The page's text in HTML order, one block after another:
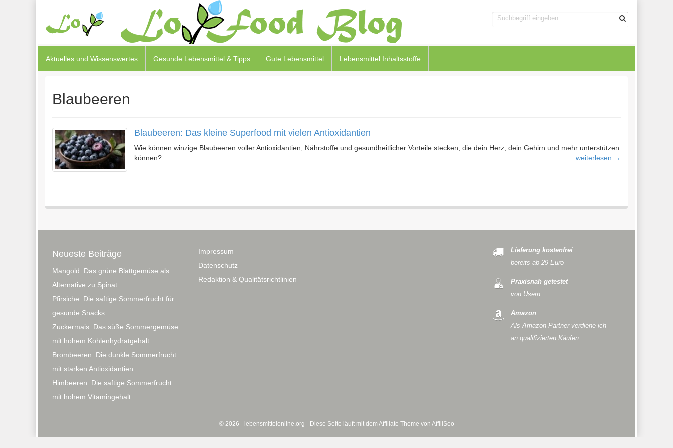
Aktuelles und Wissenswertes Gesunde Lebensmittel & Tipps Gute Lebensmittel Lebensmittel Inhaltsstoffe
Blaubeeren
Blaubeeren: Das kleine Superfood mit vielen Antioxidantien
Wie können winzige Blaubeeren voller Antioxidantien, Nährstoffe und gesundheitlicher Vorteile stecken, die dein Herz, dein Gehirn und mehr unterstützen
können?
weiterlesen →
Neueste Beiträge
Mangold: Das grüne Blattgemüse als
Alternative zu Spinat
Pfirsiche: Die saftige Sommerfrucht für
gesunde Snacks
Zuckermais: Das süße Sommergemüse
mit hohem Kohlenhydratgehalt
Brombeeren: Die dunkle Sommerfrucht
mit starken Antioxidantien
Himbeeren: Die saftige Sommerfrucht
mit hohem Vitamingehalt
Impressum
Datenschutz
Redaktion & Qualitätsrichtlinien
Lieferung kostenfrei
bereits ab 29 Euro
Praxisnah getestet
von Usern
Amazon
Als Amazon-Partner verdiene ich
an qualifizierten Käufen.
© 2026 - lebensmittelonline.org - Diese Seite läuft mit dem Affiliate Theme von AffiliSeo